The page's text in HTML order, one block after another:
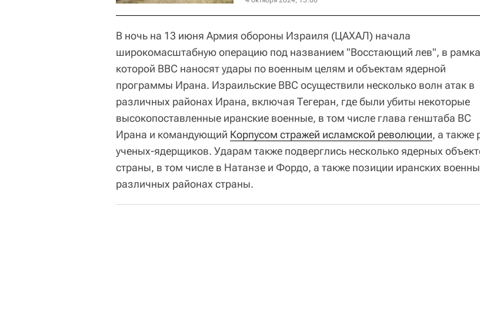
В ночь на 13 июня Армия обороны Израиля (ЦАХАЛ) начала
широкомасштабную операцию под названием "Восстающий лев", в
которой ВВС наносят удары по военным целям и объектам ядерной
программы Ирана. Израильские ВВС осуществили несколько волн атак в
различных районах Ирана, включая Тегеран, где были убиты некоторые
высокопоставленные иранские военные, в том числе глава генштаба ВС
Ирана и командующий Корпусом стражей исламской революции, а также
ученых-ядерщиков. Ударам также подверглись несколько ядерных
страны, в том числе в Натанзе и Фордо, а также позиции иранских
различных районах страны.